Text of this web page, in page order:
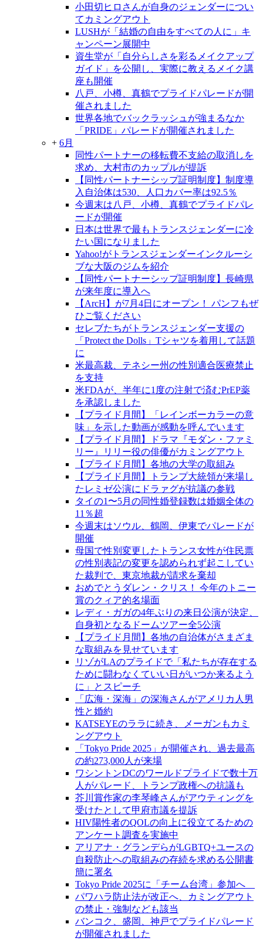
小田切ヒロさんが自身のジェンダーについ
てカミングアウト
LUSHが「結婚の自由をすべての人に」キ
ャンペーン展開中
資生堂が「自分らしさを彩るメイクアップ
ガイド」を公開し、実際に教えるメイク講
座も開催
八戸、小樽、真鶴でプライドパレードが開
催されました
世界各地でバックラッシュが強まるなか
「PRIDE」パレードが開催されました
+ 6月
同性パートナーの移転費不支給の取消しを
求め、大村市のカップルが提訴
【同性パートナーシップ証明制度】制度導
入自治体は530、人口カバー率は92.5％
今週末は八戸、小樽、真鶴でプライドパレ
ードが開催
日本は世界で最もトランスジェンダーに冷
たい国になりました
Yahoo!がトランスジェンダーインクルーシ
ブな大阪のジムを紹介
【同性パートナーシップ証明制度】長崎県
が来年度に導入へ
【ArcH】が7月4日にオープン！ パンフもぜ
ひご覧ください
セレブたちがトランスジェンダー支援の
「Protect the Dolls」Tシャツを着用して話題
に
米最高裁、テネシー州の性別適合医療禁止
を支持
米FDAが、半年に1度の注射で済むPrEP薬
を承認しました
【プライド月間】「レインボーカラーの意
味」を示した動画が感動を呼んでいます
【プライド月間】ドラマ『モダン・ファミ
リー』リリー役の俳優がカミングアウト
【プライド月間】各地の大学の取組み
【プライド月間】トランプ大統領が来場し
たレミゼ公演にドラァグが抗議の参戦
タイの1〜5月の同性婚登録数は婚姻全体の
11％超
今週末はソウル、鶴岡、伊東でパレードが
開催
母国で性別変更したトランス女性が住民票
の性別表記の変更を認められず起こしてい
た裁判で、東京地裁が請求を棄却
おめでとうダレン・クリス！ 今年のトニー
賞のクィア的名場面
レディ・ガガの4年ぶりの来日公演が決定、
自身初となるドームツアー全5公演
【プライド月間】各地の自治体がさまざま
な取組みを見せています
リゾがLAのプライドで「私たちが存在する
ために闘わなくていい日がいつか来るよう
に」とスピーチ
「広海・深海」の深海さんがアメリカ人男
性と婚約
KATSEYEのララに続き、メーガンもカミ
ングアウト
「Tokyo Pride 2025」が開催され、過去最高
の約273,000人が来場
ワシントンDCのワールドプライドで数十万
人がパレード、トランプ政権への抗議も
芥川賞作家の李琴峰さんがアウティングを
受けたとして甲府市議を提訴
HIV陽性者のQOLの向上に役立てるための
アンケート調査を実施中
アリアナ・グランデらがLGBTQ+ユースの
自殺防止への取組みの存続を求める公開書
簡に署名
Tokyo Pride 2025に「チーム台湾」参加へ
パワハラ防止法が改正へ、カミングアウト
の禁止・強制なども該当
バンコク、盛岡、神戸でプライドパレード
が開催されました